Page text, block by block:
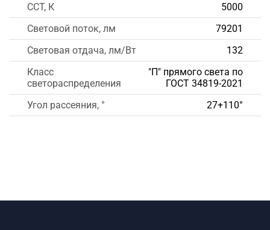
CCT, К
5000
Световой поток, лм
79201
Световая отдача, лм/Вт
132
Класс
светораспределения
"П" прямого света по
ГОСТ 34819-2021
Угол рассеяния, °
27+110°